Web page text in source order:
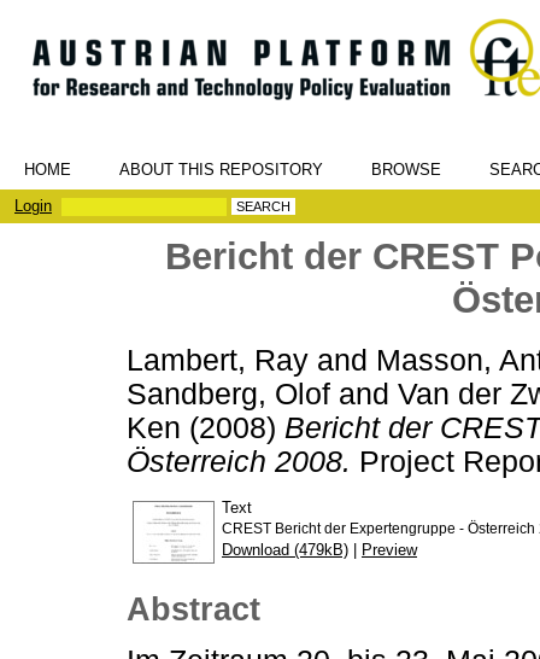
HOME ABOUT THIS REPOSITORY BROWSE
Login
Bericht der CREST
Lambert, Ray and Masson,
Sandberg, Olof and Van der
Ken (2008) Bericht der
Österreich 2008. Project
Text
CREST Bericht der Expertengruppe - Österreich
Download (479kB) | Preview
Abstract